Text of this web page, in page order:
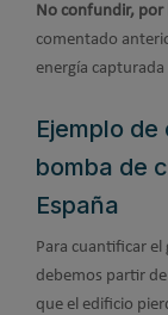
No confundir, por
comentado
energía
Ejemplo
bomba de
España
Para cuantificar
debemos partir de
que el edificio